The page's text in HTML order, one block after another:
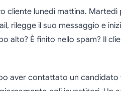
cliente lunedì mattina.
rilegge il suo messaggio e
alto? È finito nello spam? Il
aver contattato un candidato